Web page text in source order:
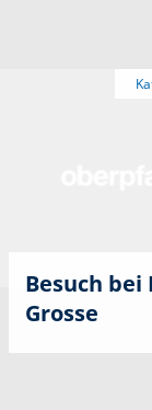
Besuch
Grosse